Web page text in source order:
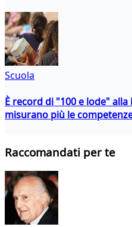
Scuola
È record di "100 e lode"
misurano più le
Raccomandati per te